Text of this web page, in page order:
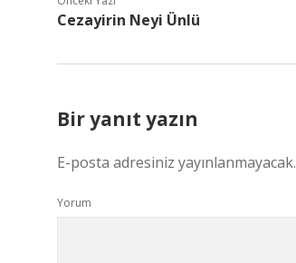
Cezayirin Neyi Ünlü
Bir yanıt yazın
E-posta adresiniz yayınlanmayacak.
Yorum